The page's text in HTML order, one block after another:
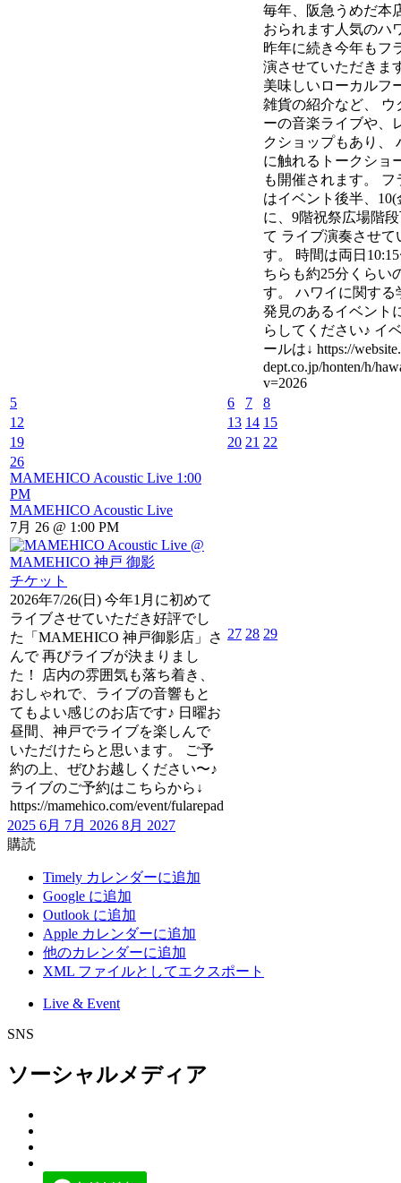
毎年、阪急うめだ本
おられます人気のハ
昨年に続き今年もフ
演させていただきま
美味しいローカルフ
雑貨の紹介など、 ウ
ーの音楽ライブや、
クショップもあり、
に触れるトークショ
も開催されます。
はイベント後半、10(
に、9階祝祭広場階
て ライブ演奏させて
す。 時間は両日
ちらも約25分くらい
す。 ハワイに関する
発見のあるイベント
らしてください♪ イ
ールは↓ https://
dept.co.jp/honten/h/
v=2026
5
6 7
8
12
13 14 15
19
20 21 22
26
MAMEHICO Acoustic Live 1:00
PM
MAMEHICO Acoustic Live
7月 26 @ 1:00 PM
チケット
2026年7/26(日) 今年1月に初めて
ライブさせていただき好評でし
た「MAMEHICO 神戸御影店」さ
んで 再びライブが決まりまし
た！ 店内の雰囲気も落ち着き、
おしゃれで、ライブの音響もと
てもよい感じのお店です♪ 日曜お
昼間、神戸でライブを楽しんで
いただけたらと思います。 ご予
約の上、ぜひお越しください〜♪
ライブのご予約はこちらから↓
https://mamehico.com/event/fularepad
27 28 29
2025 6月 7月 2026 8月 2027
購読
Timely カレンダーに追加
Google に追加
Outlook に追加
Apple カレンダーに追加
他のカレンダーに追加
XML ファイルとしてエクスポート
Live & Event
SNS
ソーシャルメディア